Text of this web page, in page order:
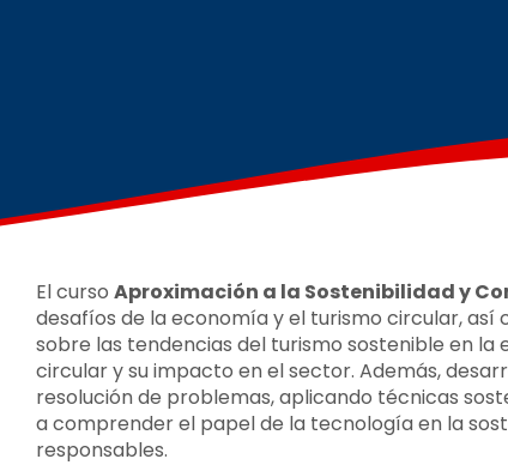
El curso Aproximación a la Sostenibilidad y
desafíos de la economía y el turismo circular,
sobre las tendencias del turismo sostenible en
circular y su impacto en el sector. Además,
resolución de problemas, aplicando técnicas
a comprender el papel de la tecnología en la
responsables.